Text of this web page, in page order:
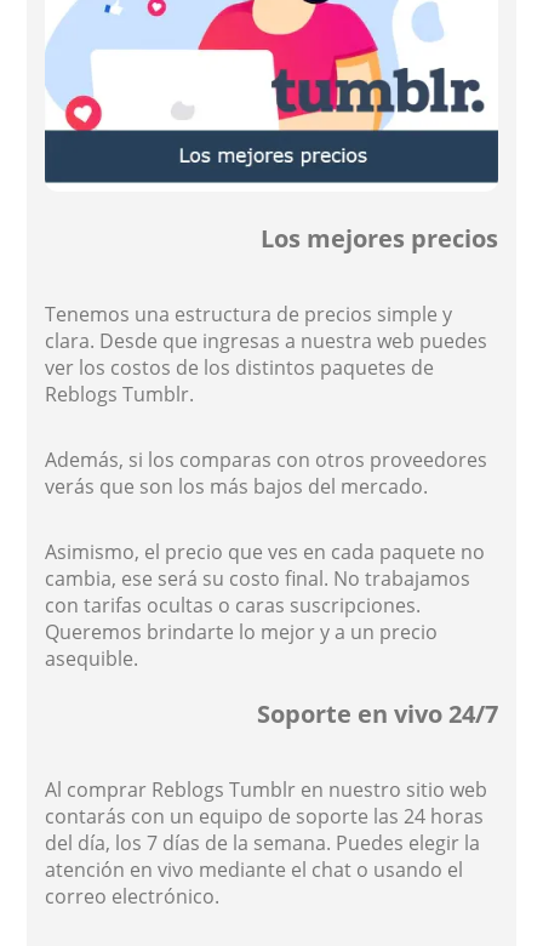
Los mejores precios
Tenemos una estructura de precios simple y
clara. Desde que ingresas a nuestra web puedes
ver los costos de los distintos paquetes de
Reblogs Tumblr.
Además, si los comparas con otros proveedores
verás que son los más bajos del mercado.
Asimismo, el precio que ves en cada paquete no
cambia, ese será su costo final. No trabajamos
con tarifas ocultas o caras suscripciones.
Queremos brindarte lo mejor y a un precio
asequible.
Soporte en vivo 24/7
Al comprar Reblogs Tumblr en nuestro sitio web
contarás con un equipo de soporte las 24 horas
del día, los 7 días de la semana. Puedes elegir la
atención en vivo mediante el chat o usando el
correo electrónico.